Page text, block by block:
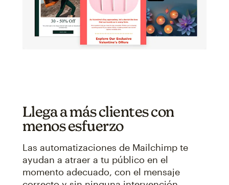
Llega a más clientes con
menos esfuerzo
Las automatizaciones de Mailchimp te
ayudan a atraer a tu público en el
momento adecuado, con el mensaje